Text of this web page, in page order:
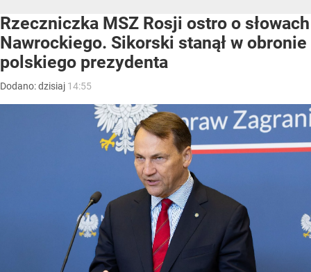
Rzeczniczka MSZ Rosji ostro o słowach
Nawrockiego. Sikorski stanął w obronie
polskiego prezydenta
Dodano:dzisiaj 14:55